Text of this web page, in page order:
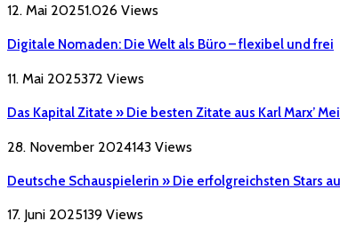
12. Mai 20251.026 Views
Digitale Nomaden: Die Welt als Büro – flexibel und frei
11. Mai 2025372 Views
Das Kapital Zitate » Die besten Zitate aus Karl Marx’
28. November 2024143 Views
Deutsche Schauspielerin » Die erfolgreichsten Stars
17. Juni 2025139 Views